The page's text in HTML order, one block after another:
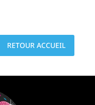
RETOUR ACCUEIL